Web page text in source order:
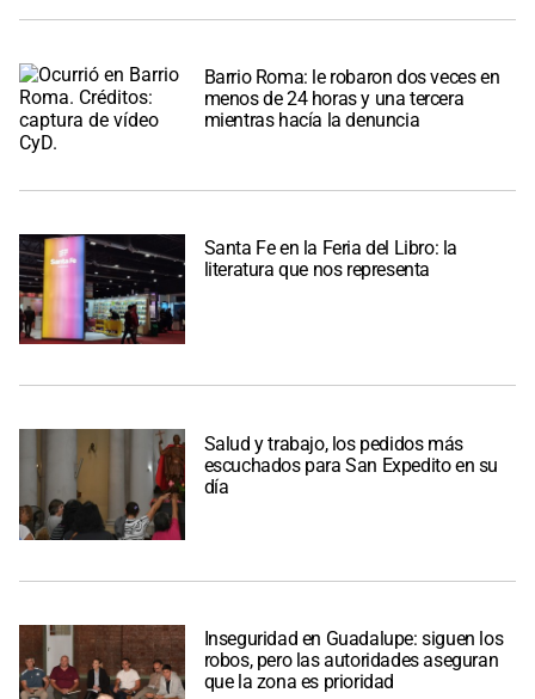
Barrio Roma: le robaron dos veces en
menos de 24 horas y una tercera
mientras hacía la denuncia
Santa Fe en la Feria del Libro: la
literatura que nos representa
Salud y trabajo, los pedidos más
escuchados para San Expedito en su
día
Inseguridad en Guadalupe: siguen los
robos, pero las autoridades aseguran
que la zona es prioridad